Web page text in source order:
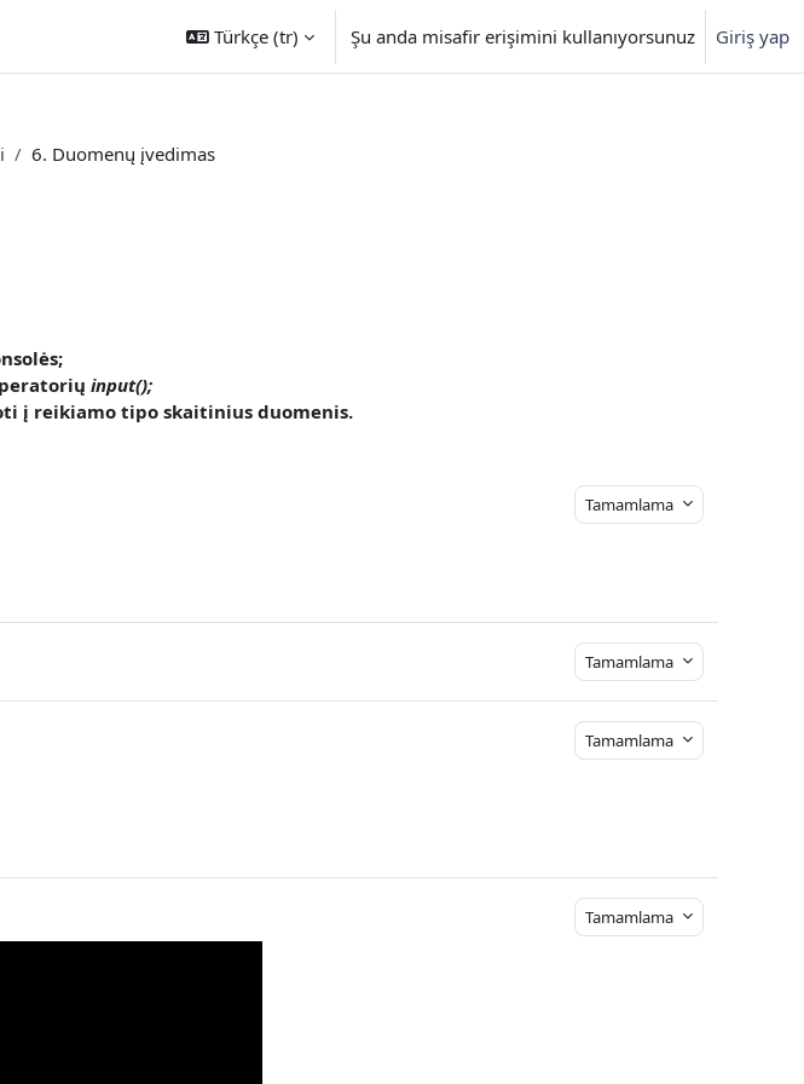
Türkçe ‎(tr)‎ Şu anda misafir erişimini kullanıyorsunuz Giriş yap
6. Duomenų įvedimas
;
input();
į reikiamo tipo skaitinius duomenis.
Tamamlama
Tamamlama
Tamamlama
Tamamlama